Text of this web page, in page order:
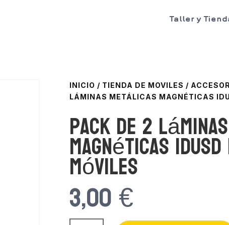
Taller y
INICIO / TIENDA DE MOVILES /
LÁMINAS METÁLICAS MAGNÉTICAS
Pack de 2
magnéticas
móviles
3,00€